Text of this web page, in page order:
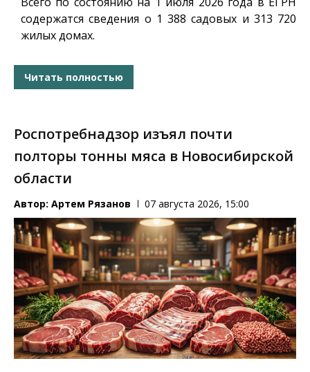
содержатся сведения о 1 388 садовых и 313 720
жилых домах.
Читать полностью
Роспотребнадзор изъял почти
полторы тонны мяса в Новосибирской
области
Автор: Артем Рязанов 07 августа 2026, 15:00